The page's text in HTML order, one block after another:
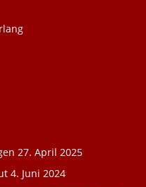
27. April 2025
4. Juni 2024